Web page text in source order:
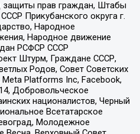
прав граждан, Штабы
Прикубанского округа г.
Народное
Народное движение
РСФСР СССР
Штурм, Граждане СССР,
Родов, Совет Советских
Platforms Inc, Facebook,
Добровольческое
националистов, Черный
Всетатарское
Молодежное